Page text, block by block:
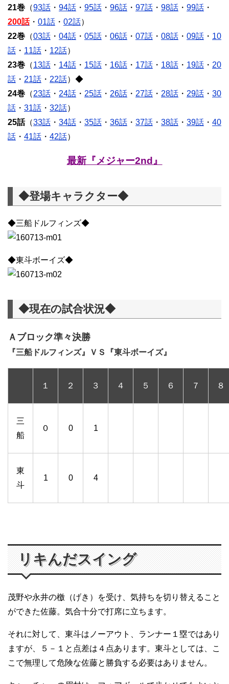
21巻 （93話 ・ 94話 ・ 95話 ・ 96話 ・ 97話 ・ 98話 ・ 99話 ・
200話・ 01話 ・ 02話）
22巻 （03話 ・ 04話 ・ 05話 ・ 06話 ・ 07話 ・ 08話 ・ 09話 ・ 10
話 ・ 11話 ・ 12話）
23巻 （13話 ・ 14話 ・ 15話 ・ 16話 ・ 17話 ・ 18話 ・ 19話 ・ 20
話 ・ 21話 ・ 22話）◆
24巻 （23話 ・ 24話 ・ 25話 ・ 26話 ・ 27話 ・ 28話 ・ 29話 ・ 30
話 ・ 31話 ・ 32話）
25話（33話 ・ 34話 ・ 35話 ・ 36話 ・ 37話 ・ 38話 ・ 39話 ・ 40
話 ・ 41話 ・ 42話）
最新『メジャー2nd』
◆登場キャラクター◆
◆三船ドルフィンズ◆
◆東斗ボーイズ◆
◆現在の試合状況◆
Ａブロック準々決勝
『三船ドルフィンズ』ＶＳ『東斗ボーイズ』
１ ２ ３ ４ ５ ６ ７ ８
三
船
０ 0 1
東
斗
1 0 4
リキんだスイング
茂野や永井の檄（げき）を受け、気持ちを切り替えること
ができた佐藤。気合十分で打席に立ちます。
それに対して、東斗はノーアウト、ランナー１塁ではあり
ますが、５－１と点差は４点あります。東斗としては、こ
こで無理して危険な佐藤と勝負する必要はありません。